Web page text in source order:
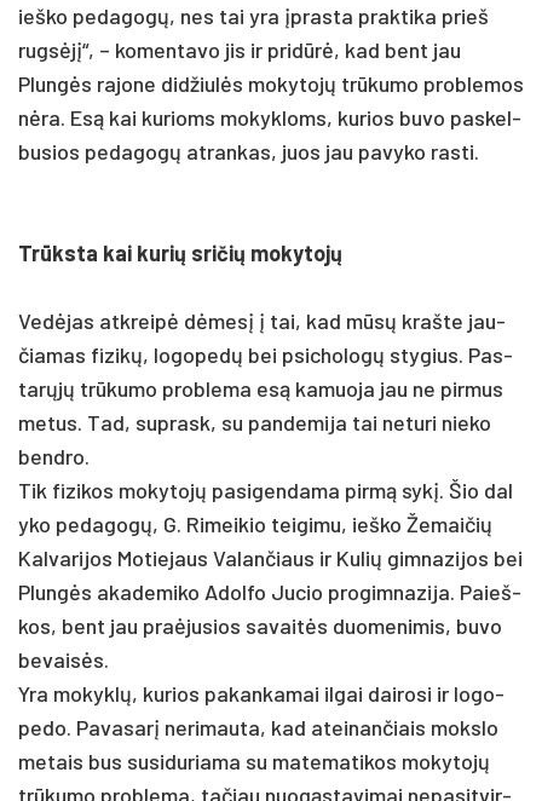
ieš­ko pe­da­gogų, nes tai yra įpras­ta pra­kti­ka prie­š
rugsėjį“, – ko­men­ta­vo jis ir pri­dūrė, kad bent jau
Plungės ra­jo­ne did­žiulės mo­ky­tojų trūku­mo pro­ble­mos
nėra. Esą kai ku­rioms mo­kyk­loms, ku­rios bu­vo pa­skel­
bu­sios pe­da­gogų at­ran­kas, juos jau pa­vy­ko ras­ti.
Trūksta kai ku­rių sri­čių mo­ky­tojų
Vedė­jas at­kreipė dėmesį į tai, kad mūsų kraš­te jau­
čia­mas fi­zikų, lo­go­pedų bei psi­cho­logų sty­gius. Pas­
tarųjų trūku­mo pro­ble­ma esą ka­muo­ja jau ne pir­mus
me­tus. Tad, su­prask, su pan­de­mi­ja tai ne­tu­ri nie­ko
bend­ro.
Tik fi­zi­kos mo­ky­tojų pa­si­gen­da­ma pirmą sykį. Šio da­l
y­ko pe­da­gogų, G. Ri­mei­kio tei­gi­mu, ieš­ko Že­mai­čių
Kal­va­ri­jos Mo­tie­jaus Va­lan­čiaus ir Ku­lių gim­na­zi­jos bei
Plungės aka­de­mi­ko Adol­fo Ju­cio pro­gim­na­zi­ja. Paieš­
kos, bent jau pra­ėju­sios sa­vaitės duo­me­ni­mis, bu­vo
be­vaisės.
Yra mo­kyklų, ku­rios pa­kan­ka­mai il­gai dai­ro­si ir lo­go­
pe­do. Pa­va­sarį ne­ri­mau­ta, kad atei­nan­čiais moks­lo
me­tais bus su­si­du­ria­ma su ma­te­ma­ti­kos mo­ky­tojų
trūku­mo pro­ble­ma, ta­čiau nuo­gąsta­vi­mai ne­pa­sit­vir­